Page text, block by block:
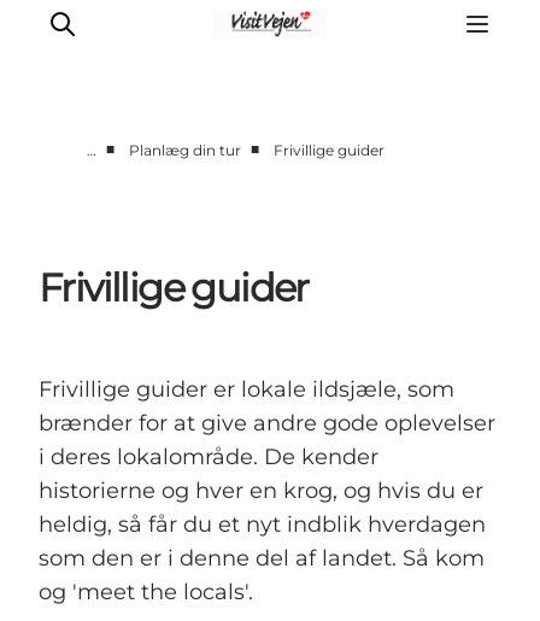
Natur
Se og oplev
Events
Udforsk
… ■ Planlæg din tur ■ Frivillige guider
Frivillige guider
Frivillige guider er lokale ildsjæle, som
brænder for at give andre gode oplevelser
i deres lokalområde. De kender
historierne og hver en krog, og hvis du er
heldig, så får du et nyt indblik hverdagen
som den er i denne del af landet. Så kom
og 'meet the locals'.